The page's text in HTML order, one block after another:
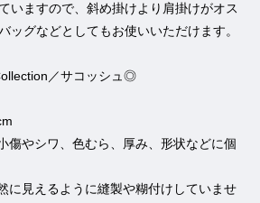
いますので、斜め掛けより肩掛けがオス
ッグなどとしてもお使いいただけます。
／サコッシュ◎
傷やシワ、色むら、厚み、形状などに個
に見えるように縫製や糊付けしていませ